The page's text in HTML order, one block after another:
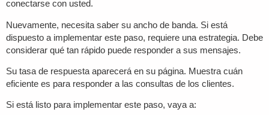
conectarse con usted.
Nuevamente, necesita saber su ancho de banda. Si está
dispuesto a implementar este paso, requiere una estrategia. Debe
considerar qué tan rápido puede responder a sus mensajes.
Su tasa de respuesta aparecerá en su página. Muestra cuán
eficiente es para responder a las consultas de los clientes.
Si está listo para implementar este paso, vaya a: